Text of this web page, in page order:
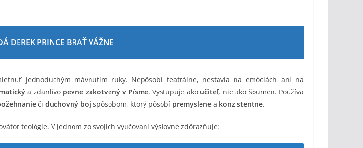
DEREK PRINCE BRAŤ VÁŽNE
jednoduchým mávnutím ruky. Nepôsobí teatrálne, nestavia na emóciách ani na
a zdanlivo pevne zakotvený v Písme. Vystupuje ako učiteľ, nie ako šoumen. Používa
či duchovný boj spôsobom, ktorý pôsobí premyslene a konzistentne.
teológie. V jednom zo svojich vyučovaní výslovne zdôrazňuje: